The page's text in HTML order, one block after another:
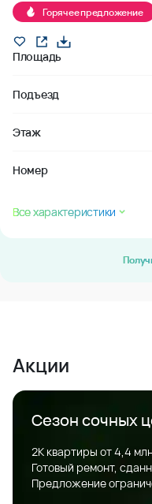
Горячее предложение
Площадь
Подъезд
Этаж
Номер
Все характеристики
Акции
Сезон сочных
2К квартиры от 4,4
Готовый ремонт,
Предложение